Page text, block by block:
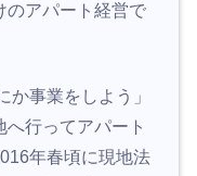
のアパート経営で
か事業をしよう」
行ってアパート
年春頃に現地法